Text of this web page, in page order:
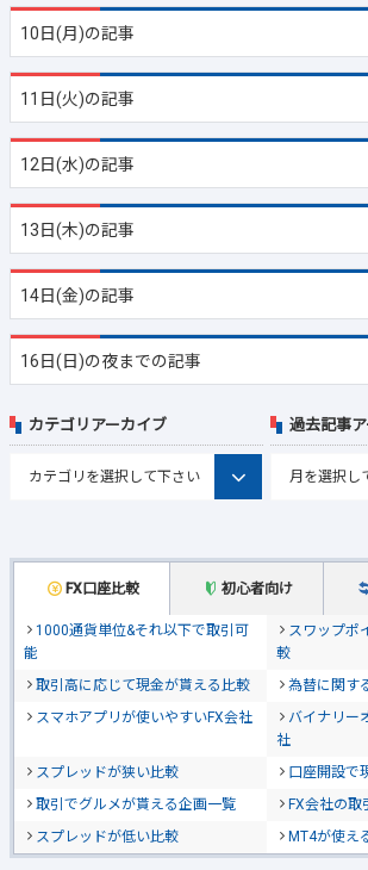
10日(月)の記事
11日(火)の記事
12日(水)の記事
13日(木)の記事
14日(金)の記事
16日(日)の夜までの記事
FX口座比較 初心者向け
1000通貨単位&それ以下で取引可
能
スワップポ
較
取引高に応じて現金が貰える比較
為替に関す
スマホアプリが使いやすいFX会社
バイナリー
社
スプレッドが狭い比較
口座開設で
取引でグルメが貰える企画一覧
FX会社の
スプレッドが低い比較
MT4が使え
カテゴリアーカイブ 過去記事